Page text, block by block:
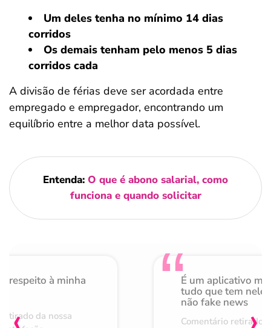
Um deles tenha no mínimo 14 dias
corridos
Os demais tenham pelo menos 5 dias
corridos cada
A divisão de férias deve ser acordada entre
empregado e empregador, encontrando um
equilíbrio entre a melhor data possível.
Entenda: O que é abono salarial, como
funciona e quando solicitar
respeito à minha
da nossa
É um aplicativo
tudo que tem nele
não fake news
Comentário retirado